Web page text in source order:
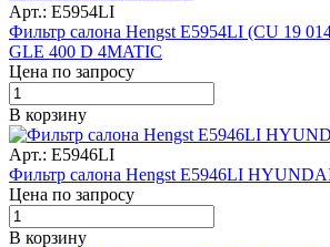
Арт.: E5954LI
Фильтр салона Hengst E5954LI (CU 19
GLE 400 D 4MATIC
Цена по запросу
В корзину
Арт.: E5946LI
Фильтр салона Hengst E5946LI
Цена по запросу
В корзину